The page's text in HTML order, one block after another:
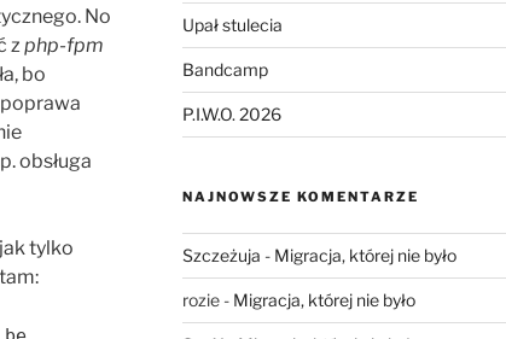
No
zphp-fpm
bo
obsługa
tylko
Upał stulecia
Bandcamp
P.I.W.O. 2026
NAJNOWSZE KOMENTARZE
Szczeżuja - Migracja, której nie było
rozie- Migracja, której nie było